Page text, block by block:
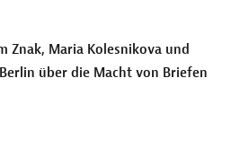
Znak, Maria Kolesnikova und
über die Macht von Briefen